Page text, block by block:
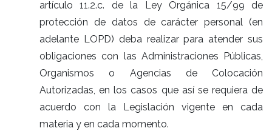
artículo 11.2.c. de la Ley Orgánica 15/99 de
protección de datos de carácter personal (en
adelante LOPD) deba realizar para atender sus
obligaciones con las Administraciones Públicas,
Organismos o Agencias de Colocación
Autorizadas, en los casos que así se requiera de
acuerdo con la Legislación vigente en cada
materia y en cada momento.